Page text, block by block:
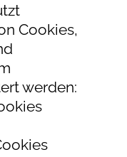
Cookies,
werden: